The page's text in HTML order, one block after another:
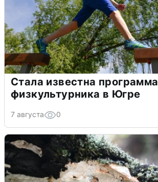
Стала известна
физкультурника в Югре
7 августа 0